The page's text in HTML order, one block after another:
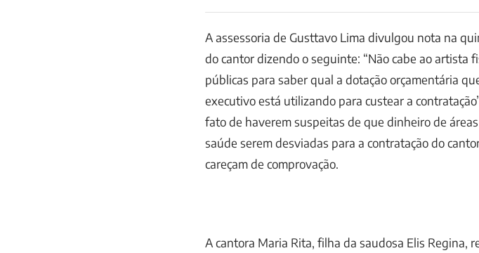
A assessoria de Gusttavo Lima divulgou nota na
do cantor dizendo o seguinte: “Não cabe ao artista
públicas para saber qual a dotação orçamentária
executivo está utilizando para custear a
fato de haverem suspeitas de que dinheiro de áreas
saúde serem desviadas para a contratação do
careçam de comprovação.
A cantora Maria Rita, filha da saudosa Elis Regina,